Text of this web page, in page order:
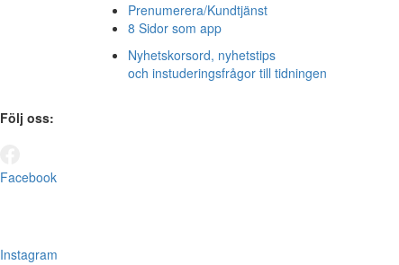
Prenumerera/Kundtjänst
8 Sidor som app
Nyhetskorsord, nyhetstips
och instuderingsfrågor till tidningen
Följ oss:
Facebook
Instagram